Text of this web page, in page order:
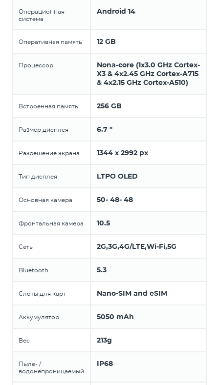
Операционная
система
Android 14
Оперативная память 12 GB
Процессор
Nona-core (1x3.0 GHz Cortex-
X3 & 4x2.45 GHz Cortex-A715
& 4x2.15 GHz Cortex-A510)
Встроенная память 256 GB
Размер дисплея 6.7 "
Разрешение экрана 1344 x 2992 px
Тип дисплея LTPO OLED
Основная камера 50- 48- 48
Фронтальная камера 10.5
Сеть 2G,3G,4G/LTE,Wi-Fi,5G
Bluetooth 5.3
Слоты для карт Nano-SIM and eSIM
Аккумулятор 5050 mAh
Вес 213g
Пыле- /
водонепроницаемый
IP68